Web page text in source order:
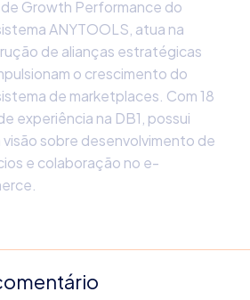
Growth Performance do
ANYTOOLS, atua na
de alianças estratégicas
o crescimento do
de marketplaces. Com 18
experiência na DB1, possui
visão sobre desenvolvimento de
e colaboração no e-